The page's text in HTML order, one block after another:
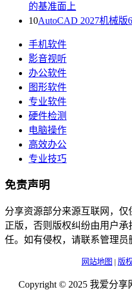
的基准面上
10AutoCAD 2027机械版
手机软件
影音视听
办公软件
图形软件
专业软件
硬件检测
电脑操作
高效办公
专业技巧
免责声明
分享资源部分来源互联网，
正版，否则版权纠纷由用户
任。如有侵权，请联系管理员
网站地图 | 版
Copyright © 2025 我爱分享